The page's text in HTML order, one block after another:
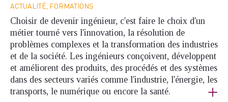
ACTUALITÉ, FORMATIONS
Choisir de devenir ingénieur, c'est faire le choix d'un
métier tourné vers l'innovation, la résolution de
problèmes complexes et la transformation des industries
et de la société. Les ingénieurs conçoivent, développent
et améliorent des produits, des procédés et des systèmes
dans des secteurs variés comme l'industrie, l'énergie, les
transports, le numérique ou encore la santé.